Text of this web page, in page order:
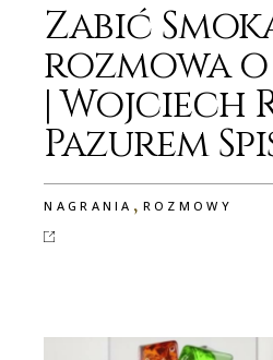
Zabić
rozmowa o
| Wojciech
Pazurem
NAGRANIA , ROZMOWY